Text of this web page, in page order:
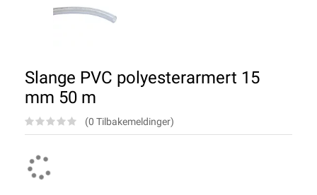
Slange PVC polyesterarmert 15
mm 50 m
(0 Tilbakemeldinger)